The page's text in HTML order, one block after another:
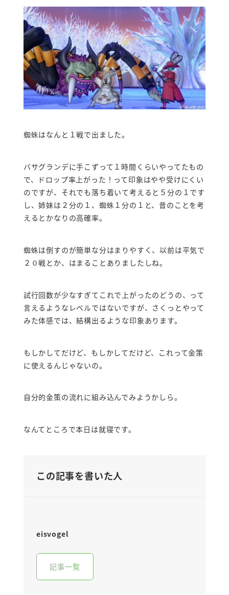
蜘蛛はなんと１戦で出ました。
バサグランデに手こずって１時間くらいやってたもの
で、ドロップ率上がった！って印象はやや受けにくい
のですが、それでも落ち着いて考えると５分の１です
し、姉妹は２分の１、蜘蛛１分の１と、昔のことを考
えるとかなりの高確率。
蜘蛛は倒すのが簡単な分はまりやすく、以前は平気で
２０戦とか、はまることありましたしね。
試行回数が少なすぎてこれで上がったのどうの、って
言えるようなレベルではないですが、さくっとやって
みた体感では、結構出るような印象あります。
もしかしてだけど、もしかしてだけど、これって金策
に使えるんじゃないの。
自分的金策の流れに組み込んでみようかしら。
なんてところで本日は就寝です。
この記事を書いた人
eisvogel
記事一覧